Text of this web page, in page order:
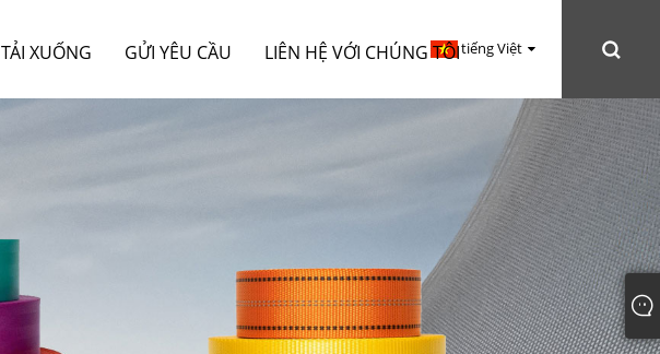
TẢI XUỐNG GỬI YÊU CẦU LIÊN HỆ VỚI CHÚNG TÔItiếng Việt